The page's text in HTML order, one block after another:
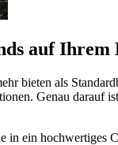
auf Ihrem
bieten als
Genau darauf
ein hochwertiges